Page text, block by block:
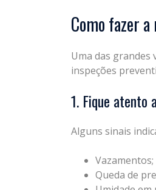
Como fazer
Uma das grandes
inspeções
1. Fique atento
Alguns sinais
Vazamentos;
Queda de